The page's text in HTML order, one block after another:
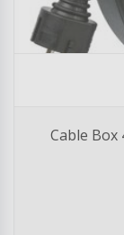
Cable Box